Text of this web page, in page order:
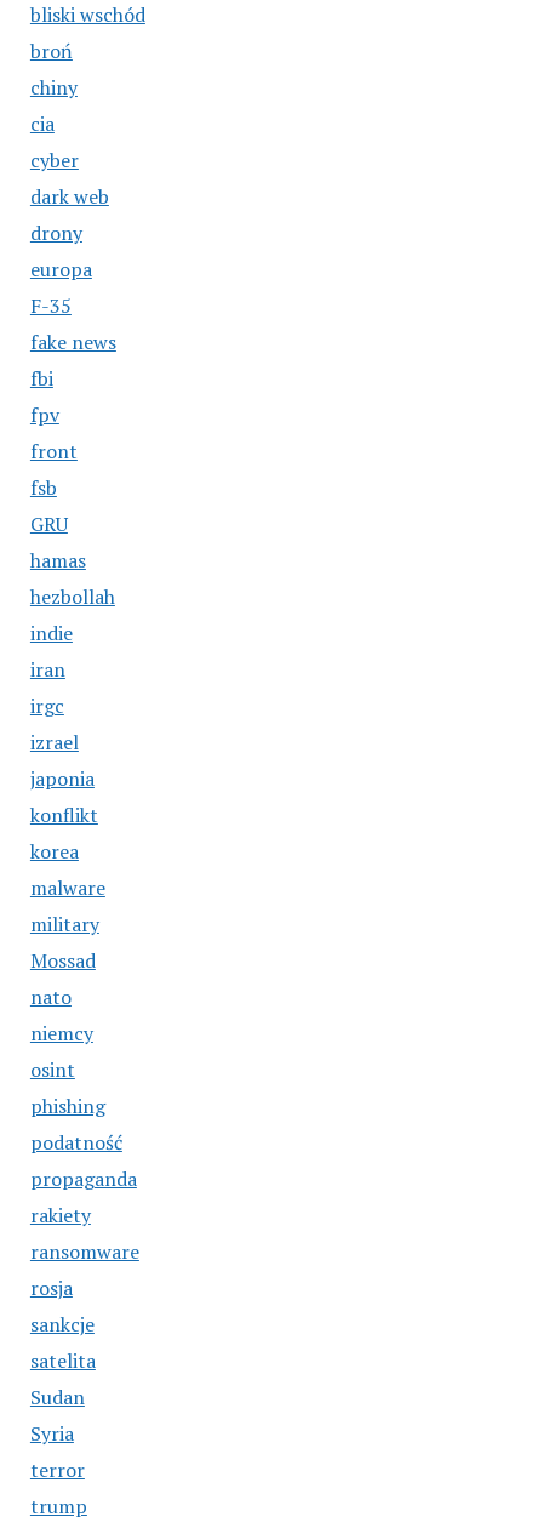
bliski wschód
broń
chiny
cia
cyber
dark web
drony
europa
F-35
fake news
fbi
fpv
front
fsb
GRU
hamas
hezbollah
indie
iran
irgc
izrael
japonia
konflikt
korea
malware
military
Mossad
nato
niemcy
osint
phishing
podatność
propaganda
rakiety
ransomware
rosja
sankcje
satelita
Sudan
Syria
terror
trump